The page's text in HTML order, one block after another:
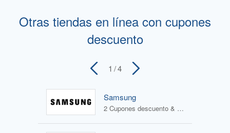
Otras tiendas en línea con cupones
descuento
1 / 4
Samsung
2 Cupones descuento & 4 Ofertas